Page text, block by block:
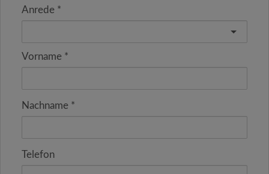
Anrede
Vorname
Nachname
Telefon